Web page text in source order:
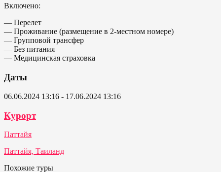
Включено:
— Перелет
— Проживание (размещение в 2-местном номере)
— Групповой трансфер
— Без питания
— Медицинская страховка
Даты
06.06.2024 13:16 - 17.06.2024 13:16
Курорт
Паттайя
Паттайя, Таиланд
Похожие туры